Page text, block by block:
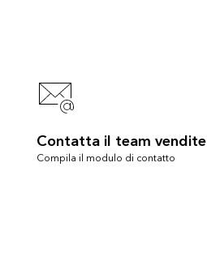
Contatta il team vendite
Compila il modulo di contatto